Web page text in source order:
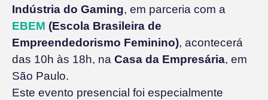
Indústria do Gaming, em parceria com a
EBEM (Escola Brasileira de
Empreendedorismo Feminino), acontecerá
das 10h às 18h, na Casa da Empresária, em
São Paulo.
Este evento presencial foi especialmente